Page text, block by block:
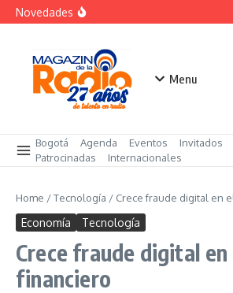
Saltar al contenido
Novedades
A sus 85 años se apaga la
Menu
Bogotá Agenda Eventos
Invitados
Patrocinadas
Internacionales
Home /Tecnología / Crece fraude digital en
Economía Tecnología
Crece fraude digital
financiero